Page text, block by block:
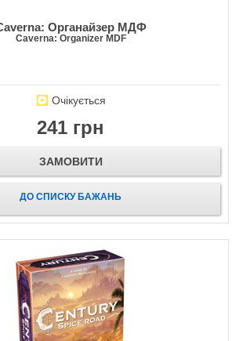
Органайзер МДФ
Caverna: Organizer MDF
Очікується
241 грн
ЗАМОВИТИ
ДО СПИСКУ БАЖАНЬ